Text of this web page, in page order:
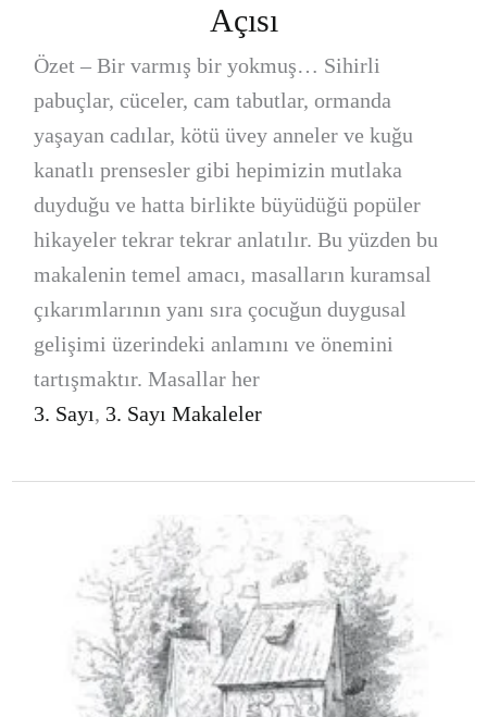
Açısı
Özet – Bir varmış bir yokmuş… Sihirli
pabuçlar, cüceler, cam tabutlar, ormanda
yaşayan cadılar, kötü üvey anneler ve kuğu
kanatlı prensesler gibi hepimizin mutlaka
duyduğu ve hatta birlikte büyüdüğü popüler
hikayeler tekrar tekrar anlatılır. Bu yüzden bu
makalenin temel amacı, masalların kuramsal
çıkarımlarının yanı sıra çocuğun duygusal
gelişimi üzerindeki anlamını ve önemini
tartışmaktır. Masallar her
3. Sayı, 3. Sayı Makaleler